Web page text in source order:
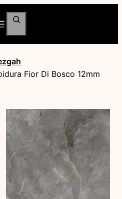
Ara
Fior Di Bosco 12mm